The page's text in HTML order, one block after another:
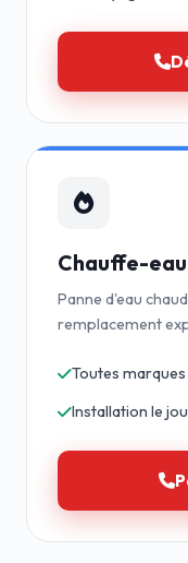
Chauffe-eau
Panne d'eau
remplacement
Toutes marques
Installation le